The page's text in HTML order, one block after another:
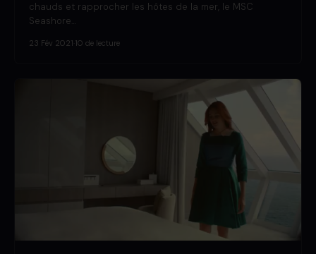
chauds et rapprocher les hôtes de la mer, le MSC
Seashore…
23 Fév 2021 10 de lecture